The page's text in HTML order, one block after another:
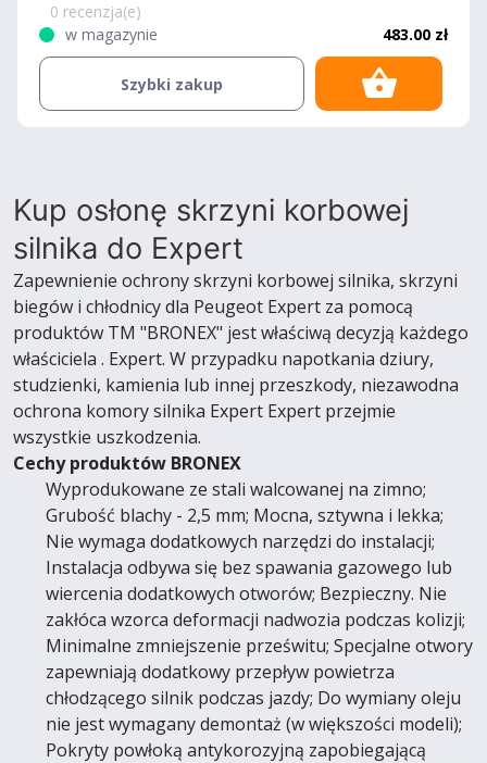
0 recenzja(e)
w magazynie
483.00 zł
Szybki zakup
Kup osłonę skrzyni korbowej
silnika do Expert
Zapewnienie ochrony skrzyni korbowej silnika, skrzyni
biegów i chłodnicy dla Peugeot Expert za pomocą
produktów TM "BRONEX" jest właściwą decyzją każdego
właściciela . Expert. W przypadku napotkania dziury,
studzienki, kamienia lub innej przeszkody, niezawodna
ochrona komory silnika Expert Expert przejmie
wszystkie uszkodzenia.
Cechy produktów BRONEX
Wyprodukowane ze stali walcowanej na zimno;
Grubość blachy - 2,5 mm; Mocna, sztywna i lekka;
Nie wymaga dodatkowych narzędzi do instalacji;
Instalacja odbywa się bez spawania gazowego lub
wiercenia dodatkowych otworów; Bezpieczny. Nie
zakłóca wzorca deformacji nadwozia podczas kolizji;
Minimalne zmniejszenie prześwitu; Specjalne otwory
zapewniają dodatkowy przepływ powietrza
chłodzącego silnik podczas jazdy; Do wymiany oleju
nie jest wymagany demontaż (w większości modeli);
Pokryty powłoką antykorozyjną zapobiegającą